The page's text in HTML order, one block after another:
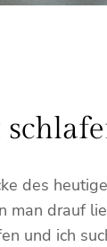
des
drauf
und ich